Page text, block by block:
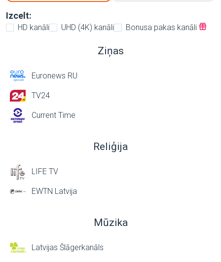
Izcelt:
HD kanāli UHD (4K) kanāli Bonusa pakas kanāli
Ziņas
Euronews RU
TV24
Current Time
Reliģija
LIFE TV
EWTN Latvija
Mūzika
Latvijas Šlāgerkanāls